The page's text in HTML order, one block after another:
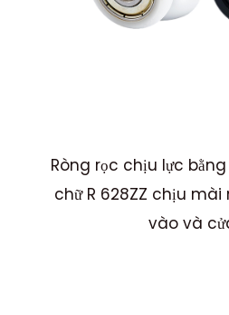
Ròng rọc chịu lực
chữ R 628ZZ chịu
vào và